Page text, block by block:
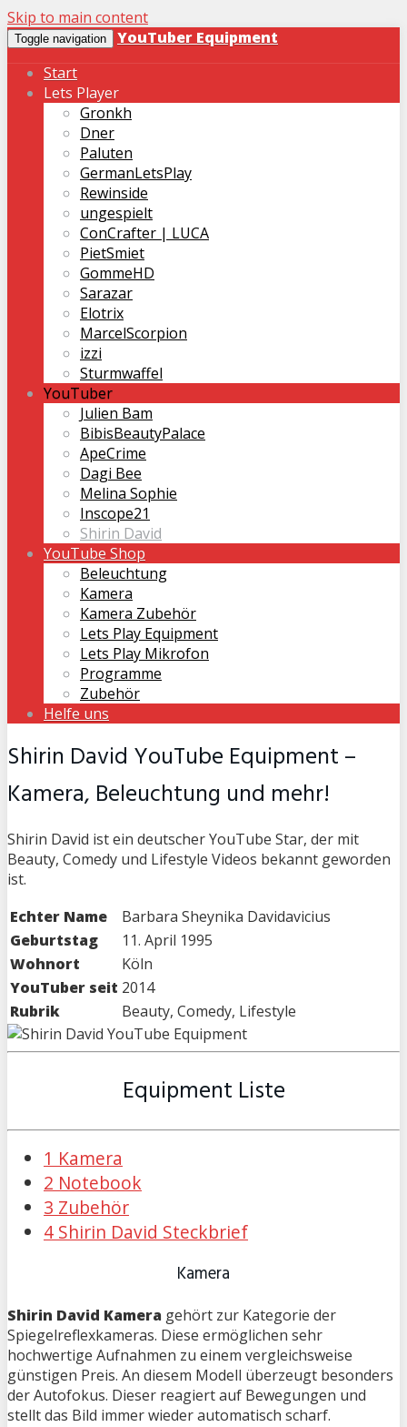
Skip to main content
Toggle navigation
YouTuber Equipment
Start
Lets Player
Gronkh
Dner
Paluten
GermanLetsPlay
Rewinside
ungespielt
ConCrafter | LUCA
PietSmiet
GommeHD
Sarazar
Elotrix
MarcelScorpion
izzi
Sturmwaffel
YouTuber
Julien Bam
BibisBeautyPalace
ApeCrime
Dagi Bee
Melina Sophie
Inscope21
Shirin David
YouTube Shop
Beleuchtung
Kamera
Kamera Zubehör
Lets Play Equipment
Lets Play Mikrofon
Programme
Zubehör
Helfe uns
Shirin David YouTube Equipment –
Kamera, Beleuchtung und mehr!
Shirin David ist ein deutscher YouTube Star, der mit
Beauty, Comedy und Lifestyle Videos bekannt geworden
ist.
Echter Name
Barbara Sheynika Davidavicius
Geburtstag
11. April 1995
Wohnort
Köln
YouTuber seit 2014
Rubrik
Beauty, Comedy, Lifestyle
Equipment Liste
1 Kamera
2 Notebook
3 Zubehör
4 Shirin David Steckbrief
Kamera
Shirin David Kamera gehört zur Kategorie der
Spiegelreflexkameras. Diese ermöglichen sehr
hochwertige Aufnahmen zu einem vergleichsweise
günstigen Preis. An diesem Modell überzeugt besonders
der Autofokus. Dieser reagiert auf Bewegungen und
stellt das Bild immer wieder automatisch scharf.